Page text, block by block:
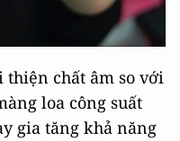
thiện chất âm so với
loa công suất
gia tăng khả năng